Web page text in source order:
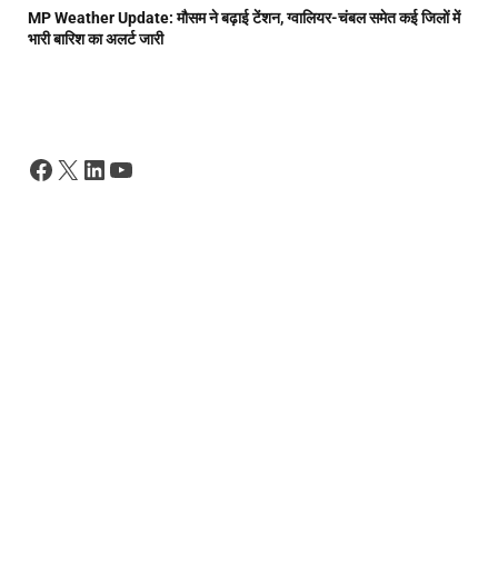
MP Weather Update: मौसम ने बढ़ाई टेंशन, ग्वालियर-चंबल समेत कई जिलों में
भारी बारिश का अलर्ट जारी
Facebook
X LinkedIn
YouTube